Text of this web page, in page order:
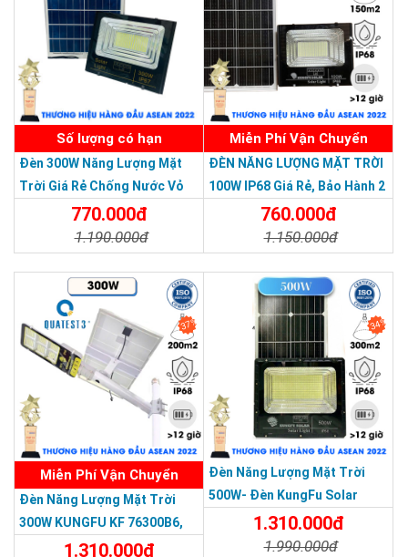
Dễ lắp đặt:đèn lắp đặt rất dễ, chỉ cần để tấm pin năng lượng
mặt trời ở nơi cao nhất có thể hấp thụ ánh sáng mặt trời và
đèn ở nơi cần chiếu sáng là xong.
THƯƠNG HIỆU HÀNG ĐẦU ASEAN 2022
Số lượng có hạn
Đèn 300W Năng Lượng Mặt
Trời Giá Rẻ Chống Nước Vỏ
Nhôm Đúc770.000đ
1.190.000đ
Miễn Phí Vận Chuyển
ĐÈN NĂNG LƯỢNG MẶT TRỜI
100W IP68 Giá Rẻ, Bảo Hành 2
760.000đ
1.150.000đ
37%
Miễn Phí Vận Chuyển
Đèn Năng Lượng Mặt Trời
300W KUNGFU KF 76300B6,
IP68, Bảng Giá 2026
1.310.000đ
34%
Đèn Năng Lượng Mặt Trời
500W- Đèn KungFu Solar
Năng Lượng Mặt Trời 500W,IP
67 Loại Lớn
1.310.000đ
1.990.000đ